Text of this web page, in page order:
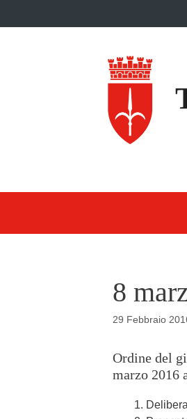
8
29 Febbraio
Ordine del
marzo 2016